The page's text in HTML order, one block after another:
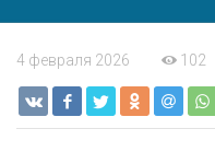
4 февраля 2026 102